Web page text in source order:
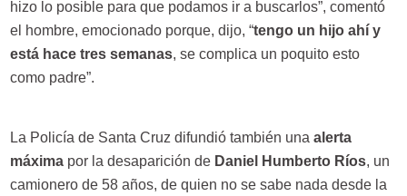
hizo lo posible para que podamos ir a buscarlos”, comentó
el hombre, emocionado porque, dijo, “tengo un hijo ahí y
está hace tres semanas, se complica un poquito esto
como padre”.
La Policía de Santa Cruz difundió también una alerta
máximapor la desaparición de Daniel Humberto Ríos, un
camionero de 58 años, de quien no se sabe nada desde la